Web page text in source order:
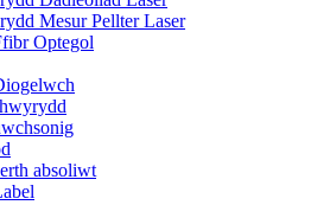
Mesur Pellter Laser
Optegol
absoliwt